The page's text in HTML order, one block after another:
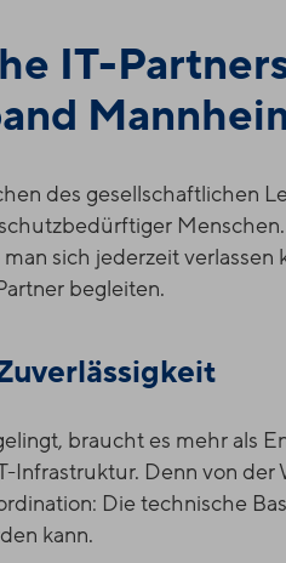
IT-
des gesellschaftlichen
sich jederzeit verlassen
begleiten.
braucht es mehr als
Infrastruktur. Denn von
Die technische
kann.